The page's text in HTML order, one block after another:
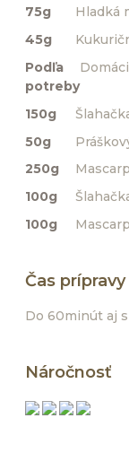
75g
Hladká
45g
Podľa
potreby
150g
50g
250g
100g
100g
Čas prípravy
Do 60minút aj
Náročnosť